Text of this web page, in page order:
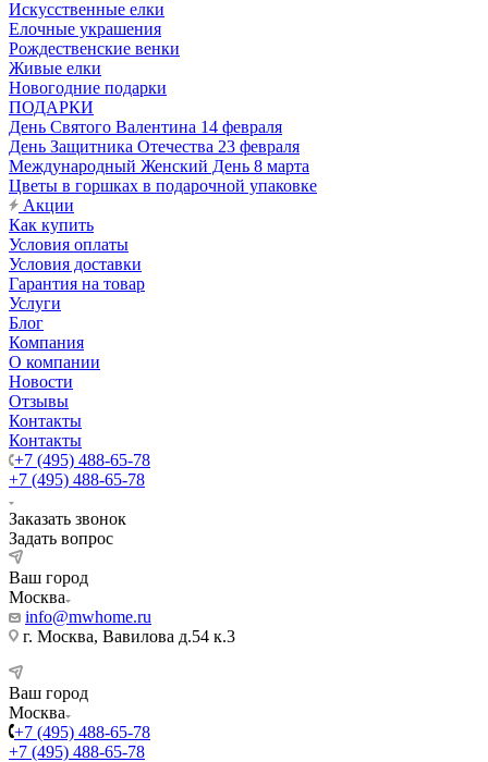
Искусственные елки
Елочные украшения
Рождественские венки
Живые елки
Новогодние подарки
ПОДАРКИ
День Святого Валентина 14 февраля
День Защитника Отечества 23 февраля
Международный Женский День 8 марта
Цветы в горшках в подарочной упаковке
Акции
Как купить
Условия оплаты
Условия доставки
Гарантия на товар
Услуги
Блог
Компания
О компании
Новости
Отзывы
Контакты
Контакты
+7 (495) 488-65-78
+7 (495) 488-65-78
Заказать звонок
Задать вопрос
Ваш город
Москва
info@mwhome.ru
г. Москва, Вавилова д.54 к.3
Ваш город
Москва
+7 (495) 488-65-78
+7 (495) 488-65-78